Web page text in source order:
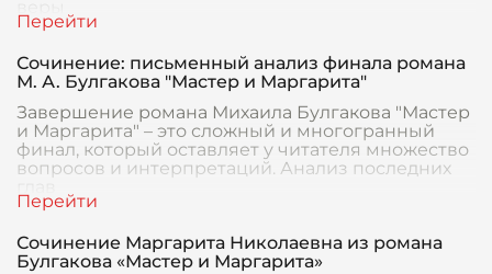
Сочинение: письменный анализ финала романа
М. А. Булгакова "Мастер и Маргарита"
Завершение романа Михаила Булгакова "Мастер
и Маргарита" – это сложный и многогранный
финал, который оставляет у читателя множество
вопросов и интерпретаций. Анализ последних
Сочинение Маргарита Николаевна из романа
Булгакова «Мастер и Маргарита»